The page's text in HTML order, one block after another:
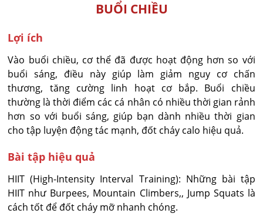
BUỔI CHIỀU
Lợi ích
Vào buổi chiều, cơ thể đã được hoạt động hơn so với
buổi sáng, điều này giúp làm giảm nguy cơ chấn
thương, tăng cường linh hoạt cơ bắp. Buổi chiều
thường là thời điểm các cá nhân có nhiều thời gian rảnh
hơn so với buổi sáng, giúp bạn dành nhiều thời gian
cho tập luyện động tác mạnh, đốt cháy calo hiệu quả.
Bài tập hiệu quả
HIIT (High-Intensity Interval Training): Những bài tập
HIIT như Burpees, Mountain Climbers,, Jump Squats là
cách tốt để đốt cháy mỡ nhanh chóng.